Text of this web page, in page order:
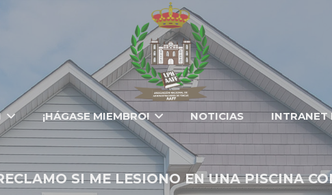
¡HÁGASE MIEMBRO! NOTICIAS INTRANET
SI ME LESIONO EN UNA PISCINA